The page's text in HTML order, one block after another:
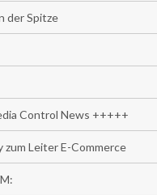
der Spitze
Control News +++++
Leiter E-Commerce